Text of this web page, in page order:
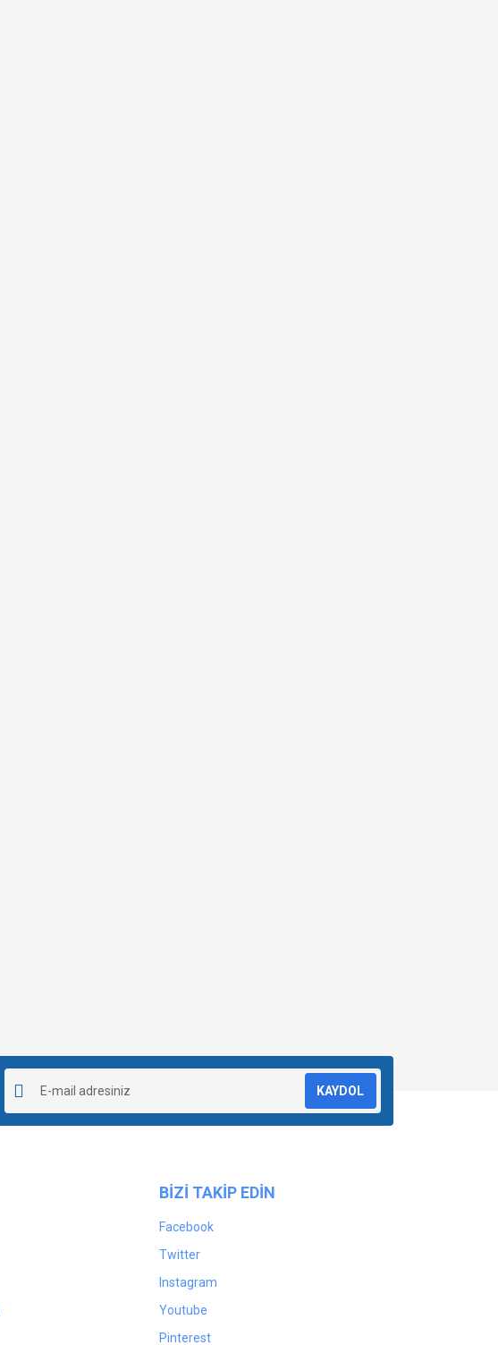
KAYDOL
BİZİ TAKİP EDİN
Facebook
Twitter
Instagram
Youtube
Pinterest